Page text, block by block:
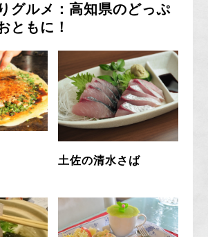
戸エリア
（海外団体、クルーズ
ション向
Japanese
Pottery Crafting &
Tasting”
（にしむら）氏による内原野陶芸
ーでは、伝統の窯や作業場を巡り
程や素材について学び、匠のひね
見学。見学後は、同アトリエ内に
蔵「有光酒造」が提供する地酒を西
陶器とグラスの口当たりの違いな
す。
食文化 産業
秋 冬
グルメ：高知県のどっぷ
ともに！
土佐の清水さば